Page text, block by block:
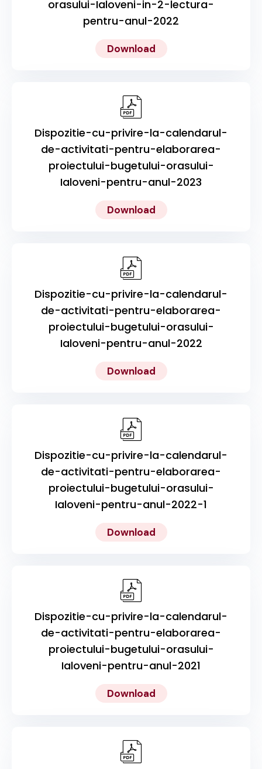
orasului-Ialoveni-in-2-lectura-
pentru-anul-2022
Download
Dispozitie-cu-privire-la-calendarul-
de-activitati-pentru-elaborarea-
proiectului-bugetului-orasului-
Ialoveni-pentru-anul-2023
Download
Dispozitie-cu-privire-la-calendarul-
de-activitati-pentru-elaborarea-
proiectului-bugetului-orasului-
Ialoveni-pentru-anul-2022
Download
Dispozitie-cu-privire-la-calendarul-
de-activitati-pentru-elaborarea-
proiectului-bugetului-orasului-
Ialoveni-pentru-anul-2022-1
Download
Dispozitie-cu-privire-la-calendarul-
de-activitati-pentru-elaborarea-
proiectului-bugetului-orasului-
Ialoveni-pentru-anul-2021
Download